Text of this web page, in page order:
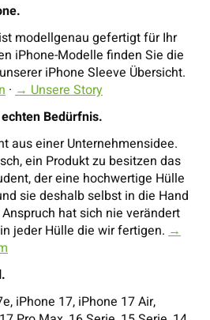
modellgenau gefertigt für Ihr
iPhone-Modelle finden Sie die
iPhone Sleeve Übersicht.
· → Unsere Story
Bedürfnis.
aus einer Unternehmensidee.
ein Produkt zu besitzen das
der eine hochwertige Hülle
sie deshalb selbst in die Hand
hat sich nie verändert
jeder Hülle die wir fertigen. →
iPhone 17, iPhone 17 Air,